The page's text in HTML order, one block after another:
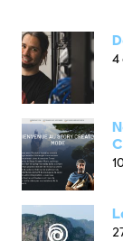
4